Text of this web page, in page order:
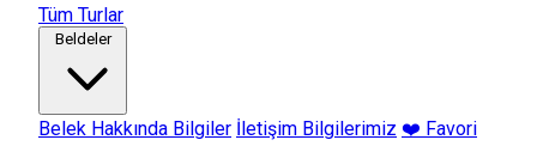
Tüm Turlar
Beldeler
Belek Hakkında Bilgiler İletişim Bilgilerimiz ❤️ Favori